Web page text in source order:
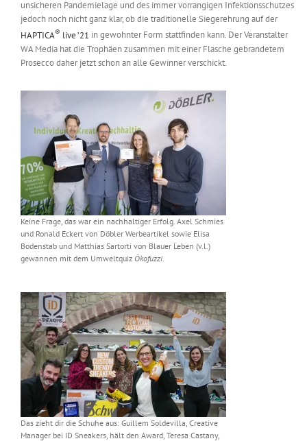
Unternehmen
Interviews
Product Guide
Jobshop
Suche
nach:
unsicheren Pandemielage und des immer vorrangigen Infektionsschutzes
jedoch noch nicht ganz klar, ob die traditionelle Siegerehrung auf der
HAPTICA® live ’21 in gewohnter Form stattfinden kann. Der Veranstalter
WA Media hat die Trophäen zusammen mit einer Flasche gebrandetem
Prosecco daher jetzt schon an alle Gewinner verschickt.
Keine Frage, das war ein nachhaltiger Erfolg. Axel Schmies
und Ronald Eckert von Döbler Werbeartikel sowie Elisa
Bodenstab und Matthias Sartorti von Blauer Leben (v.l.)
gewannen mit dem Umweltquiz Ökofuzzi.
Das zieht dir die Schuhe aus: Guillem Soldevilla, Creative
Manager bei ID Sneakers, hält den Award, Teresa Castany,